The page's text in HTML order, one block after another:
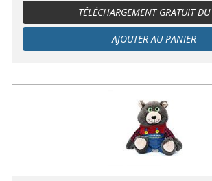
TÉLÉCHARGEMENT GRATUIT
AJOUTER AU PANIER